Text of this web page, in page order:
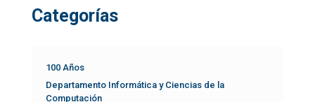
Categorías
100 Años
Departamento Informática y Ciencias de la
Computación